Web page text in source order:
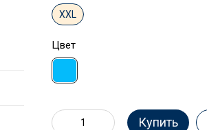
XXL
Цвет
Купить